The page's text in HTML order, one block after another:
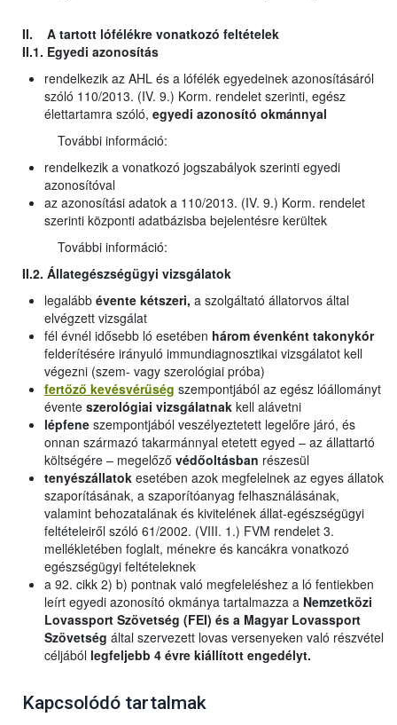
II. A tartott lófélékre vonatkozó feltételek
II.1. Egyedi azonosítás
rendelkezik az AHL és a lófélék egyedeinek azonosításáról
szóló 110/2013. (IV. 9.) Korm. rendelet szerinti, egész
élettartamra szóló, egyedi azonosító okmánnyal
További információ:
rendelkezik a vonatkozó jogszabályok szerinti egyedi
azonosítóval
az azonosítási adatok a 110/2013. (IV. 9.) Korm. rendelet
szerinti központi adatbázisba bejelentésre kerültek
További információ:
II.2. Állategészségügyi vizsgálatok
legalább évente kétszeri, a szolgáltató állatorvos által
elvégzett vizsgálat
fél évnél idősebb ló esetében három évenként takonykór
felderítésére irányuló immundiagnosztikai vizsgálatot kell
végezni (szem- vagy szerológiai próba)
fertőző kevésvérűség szempontjából az egész lóállományt
évente szerológiai vizsgálatnak kell alávetni
lépfene szempontjából veszélyeztetett legelőre járó, és
onnan származó takarmánnyal etetett egyed – az állattartó
költségére – megelőző védőoltásban részesül
tenyészállatok esetében azok megfelelnek az egyes állatok
szaporításának, a szaporítóanyag felhasználásának,
valamint behozatalának és kivitelének állat-egészségügyi
feltételeiről szóló 61/2002. (VIII. 1.) FVM rendelet 3.
mellékletében foglalt, ménekre és kancákra vonatkozó
egészségügyi feltételeknek
a 92. cikk 2) b) pontnak való megfeleléshez a ló fentiekben
leírt egyedi azonosító okmánya tartalmazza a Nemzetközi
Lovassport Szövetség (FEI) és a Magyar Lovassport
Szövetség által szervezett lovas versenyeken való részvétel
céljából legfeljebb 4 évre kiállított engedélyt.
Kapcsolódó tartalmak